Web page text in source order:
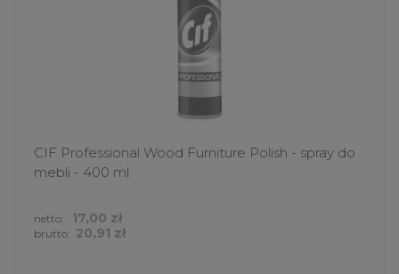
CIF Professional Wood Furniture Polish - spray do
mebli - 400 ml
brutto: 20,91 zł
netto: 17,00 zł